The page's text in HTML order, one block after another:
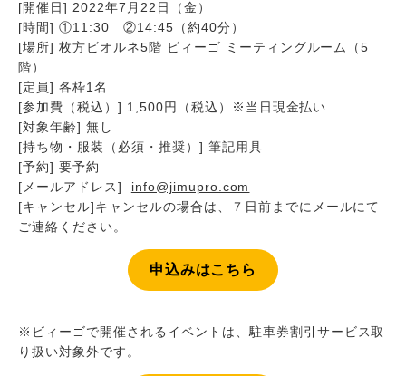
[開催日] 2022年7月22日（金）
[時間] ①11:30 ②14:45（約40分）
[場所] 枚方ビオルネ5階 ビィーゴ ミーティングルーム（5
階）
[定員] 各枠1名
[参加費（税込）] 1,500円（税込）※当日現金払い
[対象年齢] 無し
[持ち物・服装（必須・推奨）] 筆記用具
[予約] 要予約
[メールアドレス] info@jimupro.com
[キャンセル]キャンセルの場合は、７日前までにメールにて
ご連絡ください。
申込みはこちら
※ビィーゴで開催されるイベントは、駐車券割引サービス取
り扱い対象外です。